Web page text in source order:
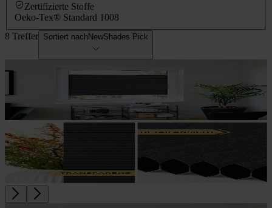
Zertifizierte Stoffe
Oeko-Tex® Standard 1008
8 Treffer Sortiert nachNewShades Pick